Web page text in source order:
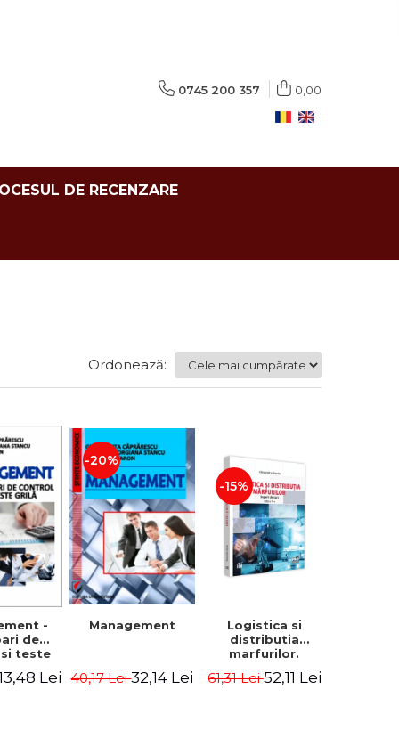
0745 200 357 0,00
DE RECENZARE
Ordonează:
-
de
teste
Lei
-20%
Management
40,17 Lei32,14 Lei
-15%
Logistica si
distributia
marfurilor.
Editia a VI-a -
61,31 Lei52,11 Lei